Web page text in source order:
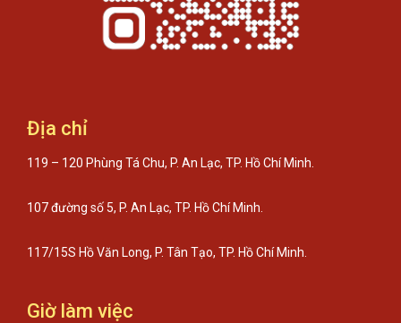
Địa chỉ
119 – 120 Phùng Tá Chu, P. An Lạc, TP. Hồ Chí Minh.
107 đường số 5, P. An Lạc, TP. Hồ Chí Minh.
117/15S Hồ Văn Long, P. Tân Tạo, TP. Hồ Chí Minh.
Giờ làm việc